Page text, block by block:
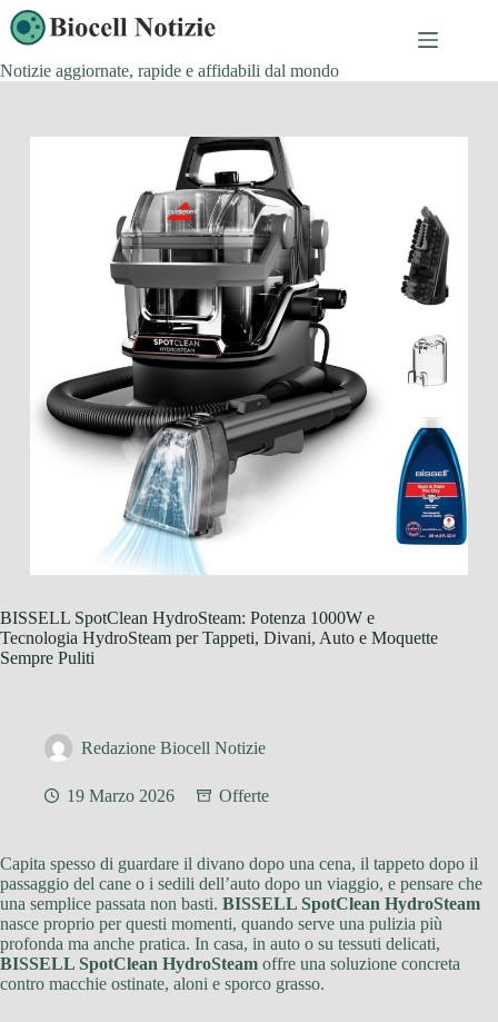
Salta
al
contenuto
Notizie aggiornate, rapide e affidabili dal mondo
BISSELL SpotClean HydroSteam: Potenza 1000W e
Tecnologia HydroSteam per Tappeti, Divani, Auto e Moquette
Sempre Puliti
Redazione Biocell Notizie
19 Marzo 2026 Offerte
Capita spesso di guardare il divano dopo una cena, il tappeto dopo il
passaggio del cane o i sedili dell’auto dopo un viaggio, e pensare che
una semplice passata non basti. BISSELL SpotClean HydroSteam
nasce proprio per questi momenti, quando serve una pulizia più
profonda ma anche pratica. In casa, in auto o su tessuti delicati,
BISSELL SpotClean HydroSteam offre una soluzione concreta
contro macchie ostinate, aloni e sporco grasso.